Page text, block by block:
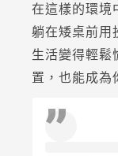
在這樣的環境
躺在矮桌前用
生活變得輕鬆
置，也能成為